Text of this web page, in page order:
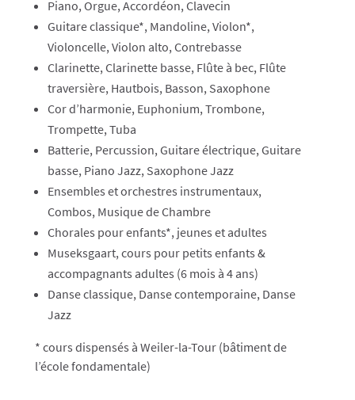
Piano, Orgue, Accordéon, Clavecin
Guitare classique*, Mandoline, Violon*,
Violoncelle, Violon alto, Contrebasse
Clarinette, Clarinette basse, Flûte à bec, Flûte
traversière, Hautbois, Basson, Saxophone
Cor d’harmonie, Euphonium, Trombone,
Trompette, Tuba
Batterie, Percussion, Guitare électrique, Guitare
basse, Piano Jazz, Saxophone Jazz
Ensembles et orchestres instrumentaux,
Combos, Musique de Chambre
Chorales pour enfants*, jeunes et adultes
Museksgaart, cours pour petits enfants &
accompagnants adultes (6 mois à 4 ans)
Danse classique, Danse contemporaine, Danse
Jazz
* cours dispensés à Weiler-la-Tour (bâtiment de
l’école fondamentale)